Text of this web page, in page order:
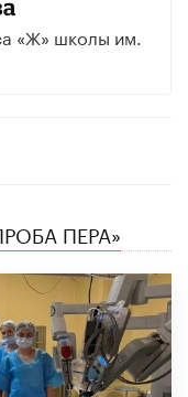
«Ж» школы им.
ПЕРА»